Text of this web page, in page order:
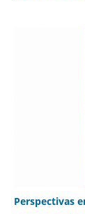
Perspectivas